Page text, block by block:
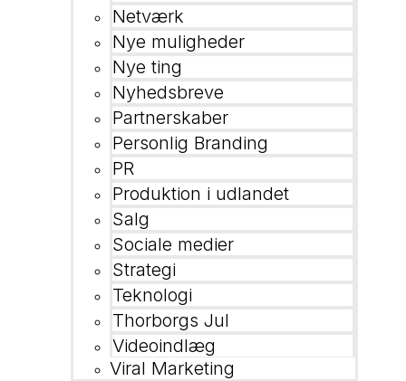
Netværk
Nye muligheder
Nye ting
Nyhedsbreve
Partnerskaber
Personlig Branding
PR
Produktion i udlandet
Salg
Sociale medier
Strategi
Teknologi
Thorborgs Jul
Videoindlæg
Viral Marketing